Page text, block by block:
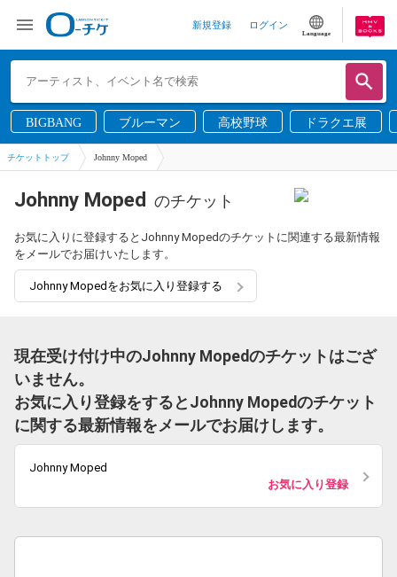
新規登録 ログイン
Language
BIGBANG ブルーマン 高校野球 ドラクエ展
チケットトップ Johnny Moped
Johnny Moped のチケット
お気に入りに登録するとJohnny Mopedのチケットに関連する最新情報
をメールでお届けいたします。
Johnny Mopedをお気に入り登録する
現在受け付け中のJohnny Mopedのチケットはござ
いません。
お気に入り登録をするとJohnny Mopedのチケット
に関する最新情報をメールでお届けします。
Johnny Moped
お気に入り登録